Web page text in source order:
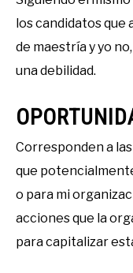
los candidatos que
de maestría y yo
una debilidad.
Corresponden a
que
o para mi
acciones que la
para capitalizar